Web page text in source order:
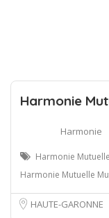
Harmonie
Harmonie
Harmonie
Harmonie Mutuelle
HAUTE-GARONNE